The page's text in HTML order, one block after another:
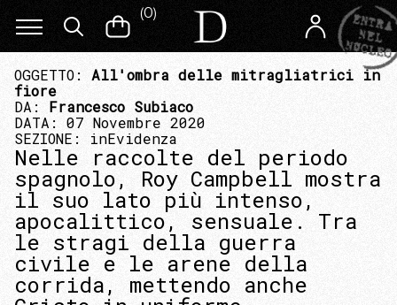
(0)
OGGETTO: All'ombra delle mitragliatrici in
fiore
DA: Francesco Subiaco
DATA: 07 Novembre 2020
SEZIONE: inEvidenza
Nelle raccolte del periodo
spagnolo, Roy Campbell mostra
il suo lato più intenso,
apocalittico, sensuale. Tra
le stragi della guerra
civile e le arene della
corrida, mettendo anche